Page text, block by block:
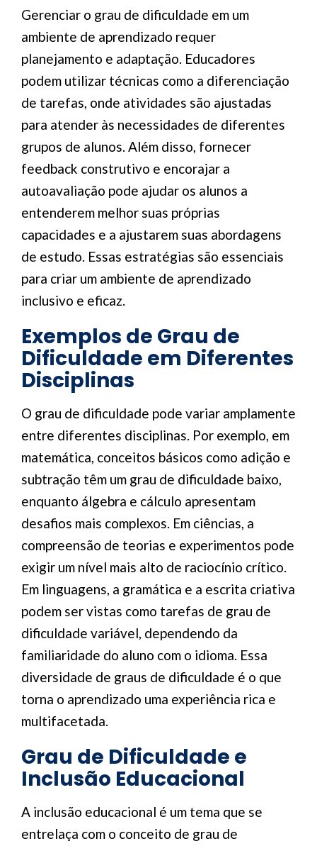
Gerenciar o grau de dificuldade em um
ambiente de aprendizado requer
planejamento e adaptação. Educadores
podem utilizar técnicas como a diferenciação
de tarefas, onde atividades são ajustadas
para atender às necessidades de diferentes
grupos de alunos. Além disso, fornecer
feedback construtivo e encorajar a
autoavaliação pode ajudar os alunos a
entenderem melhor suas próprias
capacidades e a ajustarem suas abordagens
de estudo. Essas estratégias são essenciais
para criar um ambiente de aprendizado
inclusivo e eficaz.
Exemplos de Grau de
Dificuldade em Diferentes
Disciplinas
O grau de dificuldade pode variar amplamente
entre diferentes disciplinas. Por exemplo, em
matemática, conceitos básicos como adição e
subtração têm um grau de dificuldade baixo,
enquanto álgebra e cálculo apresentam
desafios mais complexos. Em ciências, a
compreensão de teorias e experimentos pode
exigir um nível mais alto de raciocínio crítico.
Em linguagens, a gramática e a escrita criativa
podem ser vistas como tarefas de grau de
dificuldade variável, dependendo da
familiaridade do aluno com o idioma. Essa
diversidade de graus de dificuldade é o que
torna o aprendizado uma experiência rica e
multifacetada.
Grau de Dificuldade e
Inclusão Educacional
A inclusão educacional é um tema que se
entrelaça com o conceito de grau de